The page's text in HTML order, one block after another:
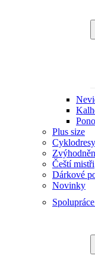
Plus size
Cyklodresy
Čeští mistři
Dárkové
Novinky
Spolupráce